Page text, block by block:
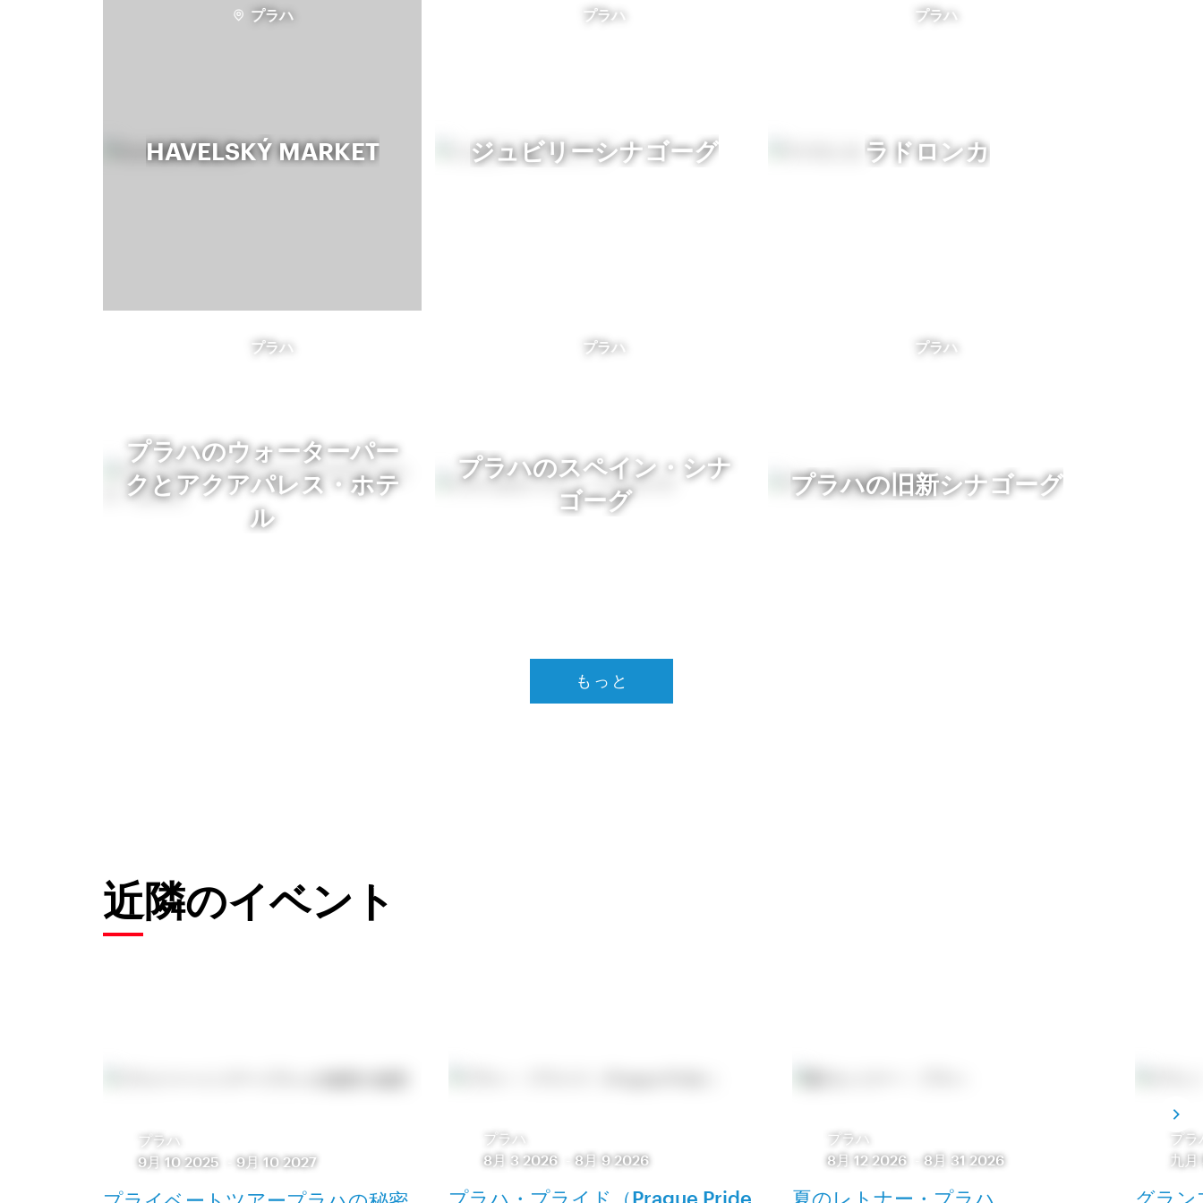
プラハ
HAVELSKÝ MARKET
プラハ
ジュビリーシナゴーグ
プラハ
ラドロンカ
プラハ
プラハのウォーターパー
クとアクアパレス・ホテ
ル
プラハ
プラハのスペイン・シナ
ゴーグ
プラハ
プラハの旧新シナゴーグ
もっと
近隣のイベント
プラハ
9月 10 2025
9月 10 2027
プラハ
8月 3 2026
-8月 9 2026
プラハ・プライド（Prague Pride
プラハ
8月 12 2026
-8月 31 2026
夏のレトナー・プラハ
プラ
九
グラン